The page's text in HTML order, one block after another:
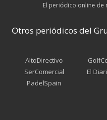
El periódico online de
Otros periódicos del
AltoDirectivo
SerComercial
PadelSpain
El